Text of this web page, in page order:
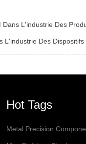
L'industrie Des
L'industrie Des
Hot Tags
Metal Precision